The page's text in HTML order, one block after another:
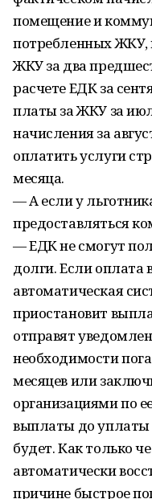
помещение и
потребленных ЖКУ,
ЖКУ за два
расчете ЕДК за
платы за ЖКУ за
начисления за
оплатить услуги
месяца.
— А если у
предоставляться
— ЕДК не смогут
долги. Если оплата
автоматическая
приостановит
отправят
необходимости
месяцев или
организациями по
выплаты до уплаты
будет. Как только
автоматически
причине быстрое